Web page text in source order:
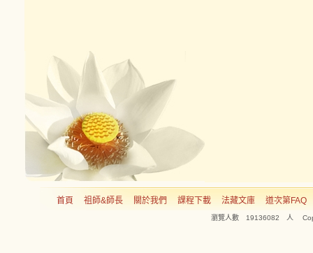
首頁 祖師&師長 關於我們 課程下載 法藏文庫 道次第FAQ
瀏覽人數 19136082 人